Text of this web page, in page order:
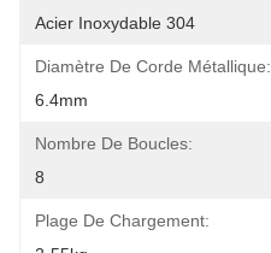
Acier Inoxydable 304
Diamètre De Corde Métallique:
6.4mm
Nombre De Boucles:
8
Plage De Chargement: